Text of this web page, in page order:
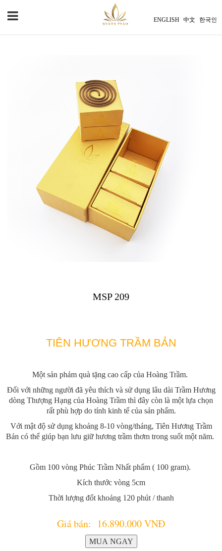
ENGLISH 中文 한국인
MSP 209
TIÊN HƯƠNG TRẦM BẢN
Một sản phảm quà tặng cao cấp của Hoàng Trầm.
Đối với những người đã yêu thích và sử dụng lâu dài Trầm Hương
dòng Thượng Hạng của Hoàng Trầm thì đây còn là một lựa chọn
rất phù hợp do tính kinh tế của sản phẩm.
Với mật độ sử dụng khoảng 8-10 vòng/tháng, Tiên Hương Trầm
Bản có thể giúp bạn lưu giữ hương trầm thơm trong suốt một năm.
Gồm 100 vòng Phúc Trầm Nhất phẩm( 100 gram).
Kích thước vòng 5cm
Thời lượng đốt khoảng 120 phút / thanh
Giá bán: 16.890.000 VNĐ